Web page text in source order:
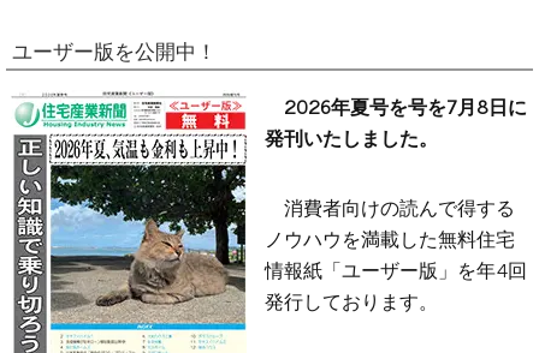
ユーザー版を公開中！
2026年夏号を号を7月8日に
発刊いたしました。
消費者向けの読んで得する
ノウハウを満載した無料住宅
情報紙「ユーザー版」を年4回
発行しております。